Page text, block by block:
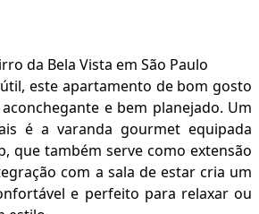
da Bela Vista em São Paulo
útil, este apartamento de bom gosto
e bem planejado. Um
é a varanda gourmet equipada
que também serve como extensão
com a sala de estar cria um
e perfeito para relaxar ou